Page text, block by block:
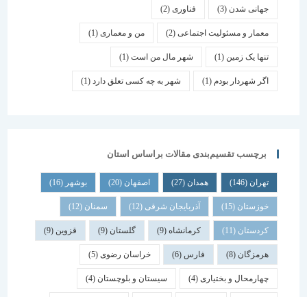
جهانی شدن(3) فناوری (2)
معمار و مسئولیت اجتماعی (2) من و معماری (1)
تنها یک زمین(1) شهر مال من است(1)
اگر شهردار بودم (1) شهر به چه کسی تعلق دارد(1)
برچسب تقسیم‌بندی مقالات براساس استان
همدان اصفهان (20) بوشهر
خوزستان(15) آذربایجان شرقی(12) سمنان (12)
کردستان(11) کرمانشاه(9) گلستان (9) قزوین
هرمزگان(8) فارس خراسان رضوی(5)
چهارمحال و بختیاری (4) سیستان و بلوچستان(4)